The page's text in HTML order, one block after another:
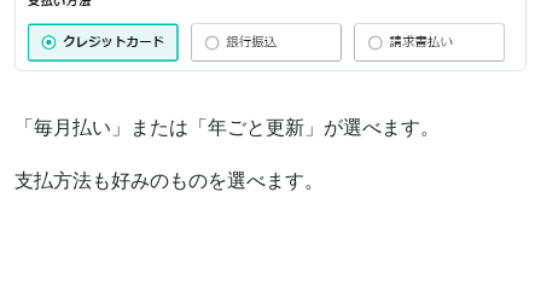
「毎月払い」または「年ごと更新」が選べます。
支払方法も好みのものを選べます。